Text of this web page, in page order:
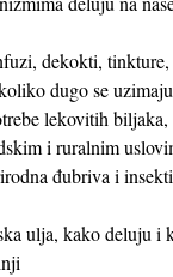
dekokti,
dugo se uzimaju
lekovitih
i ruralnim
đubriva i
ulja, kako deluju